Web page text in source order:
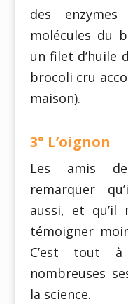
des
molécules du
un filet d’huile
brocoli cru
maison).
3° L’oignon
Les amis
remarquer
aussi, et qu’il
témoigner
C’est tout
nombreuses
la science.